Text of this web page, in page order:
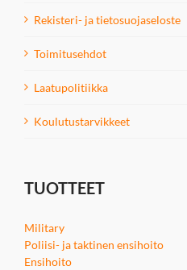
Rekisteri- ja tietosuojaseloste
Toimitusehdot
Laatupolitiikka
Koulutustarvikkeet
TUOTTEET
Military
Poliisi- ja taktinen ensihoito
Ensihoito